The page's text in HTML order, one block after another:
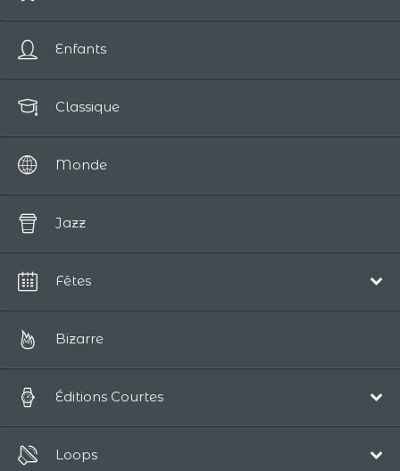
Suspense / Horreur
Enfants
Classique
Monde
Jazz
Fêtes
Bizarre
Éditions Courtes
Loops